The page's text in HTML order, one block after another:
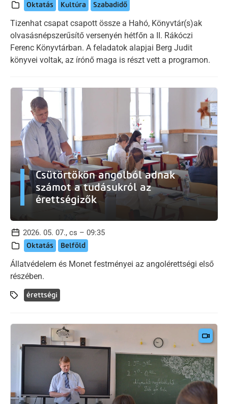
Oktatás Kultúra Szabadidő
Tizenhat csapat csapott össze a Hahó, Könyvtár(s)ak
olvasásnépszerűsítő versenyén hétfőn a II. Rákóczi
Ferenc Könyvtárban. A feladatok alapjai Berg Judit
könyvei voltak, az írónő maga is részt vett a programon.
Csütörtökön angolból adnak
számot a tudásukról az
érettségizők
2026. 05. 07., cs – 09:35
Oktatás Belföld
Állatvédelem és Monet festményei az angolérettségi első
részében.
érettségi